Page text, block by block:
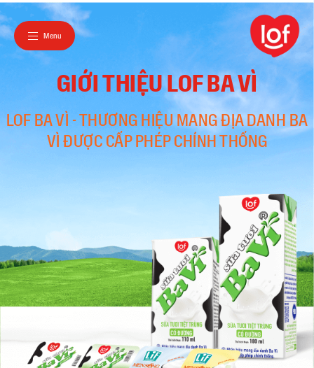
Menu
GIỚI THIỆU LOF BA VÌ
LOF BA VÌ - THƯƠNG HIỆU MANG ĐỊA DANH BA
VÌ ĐƯỢC CẤP PHÉP CHÍNH THỐNG